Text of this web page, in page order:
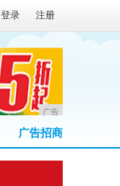
登录 注册
广告
广告招商